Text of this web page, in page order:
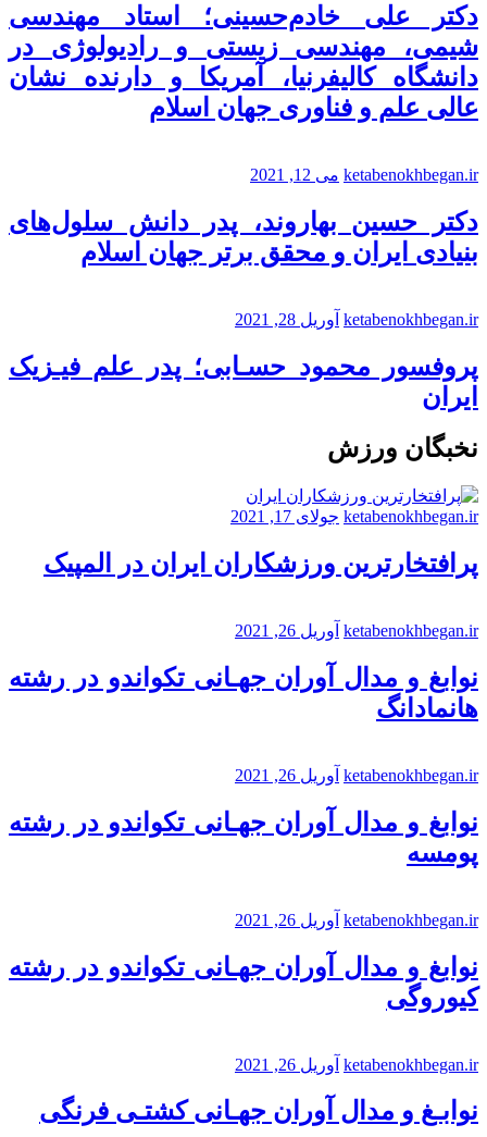
دکتر علی خادم‌حسینی؛ استاد مهندسی
شیمی، مهندسی زیستی و رادیولوژی در
دانشگاه کالیفرنیا، آمریکا و دارنده نشان
عالی علم و فناوری جهان اسلام
ketabenokhbegan.ir می 12, 2021
دکتر حسین بهاروند، پدر دانش سلول‌های
بنیادی ایران و محقق برتر جهان اسلام
ketabenokhbegan.ir آوریل 28, 2021
پروفسور محمود حسـابی؛ پدر علم فیـزیک
ایران
نخبگان ورزش
ketabenokhbegan.ir جولای 17, 2021
پرافتخارترین ورزشکاران ایران در المپیک
ketabenokhbegan.ir آوریل 26, 2021
نوابغ و مدال آوران جهـانی تکواندو در رشته
هانمادانگ
ketabenokhbegan.ir آوریل 26, 2021
نوابغ و مدال آوران جهـانی تکواندو در رشته
پومسه
ketabenokhbegan.ir آوریل 26, 2021
نوابغ و مدال آوران جهـانی تکواندو در رشته
کیوروگی
ketabenokhbegan.ir آوریل 26, 2021
نوابـغ و مدال آوران جهـانی کشتـی فرنگی